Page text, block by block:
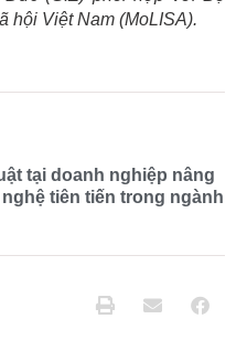
hội Việt Nam (MoLISA).
tại doanh nghiệp nâng
tiên tiến trong ngành